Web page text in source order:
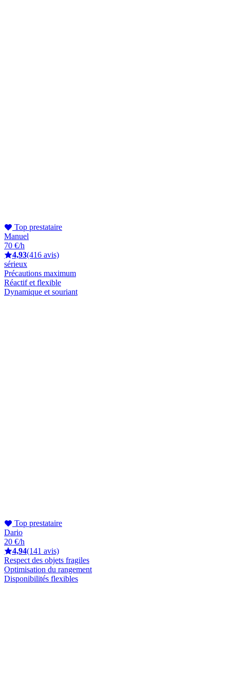
Top prestataire
Manuel
70 €/h
4,93(416 avis)
sérieux
Précautions maximum
Réactif et flexible
Dynamique et souriant
Top prestataire
Dario
20 €/h
4,94(141 avis)
Respect des objets fragiles
Optimisation du rangement
Disponibilités flexibles